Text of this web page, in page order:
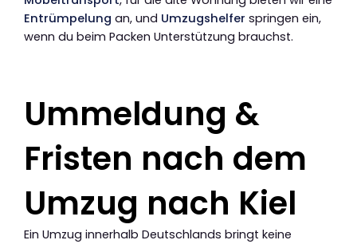
Entrümpelung an, und Umzugshelfer springen ein,
wenn du beim Packen Unterstützung brauchst.
Ummeldung &
Fristen nach dem
Umzug nach Kiel
Ein Umzug innerhalb Deutschlands bringt keine